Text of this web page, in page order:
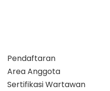
Pendaftaran
Area Anggota
Sertifikasi Wartawan